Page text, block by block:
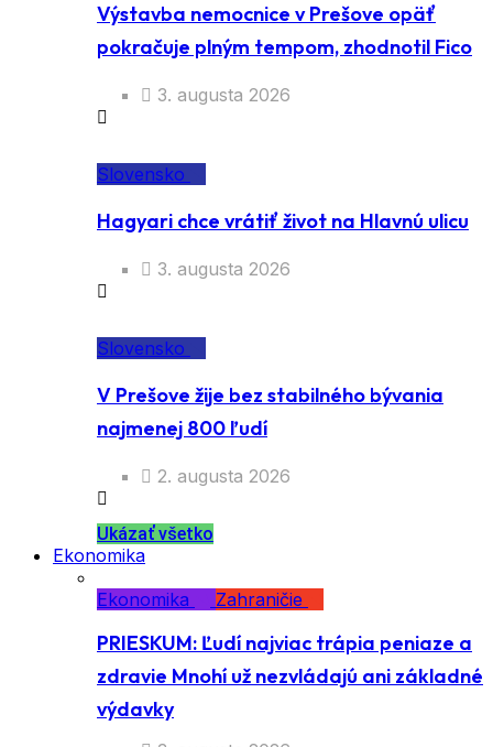
Výstavba nemocnice v Prešove opäť
pokračuje plným tempom, zhodnotil Fico
3. augusta 2026
Slovensko
Hagyari chce vrátiť život na Hlavnú ulicu
3. augusta 2026
Slovensko
V Prešove žije bez stabilného bývania
najmenej 800 ľudí
2. augusta 2026
Ukázať všetko
Ekonomika
Ekonomika
Zahraničie
PRIESKUM: Ľudí najviac trápia peniaze a
zdravie Mnohí už nezvládajú ani základné
výdavky